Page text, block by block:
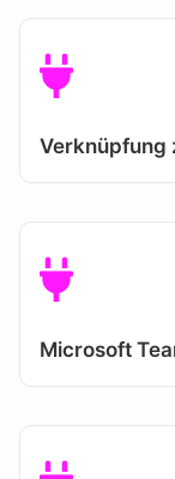
Verknüpfung
Microsoft